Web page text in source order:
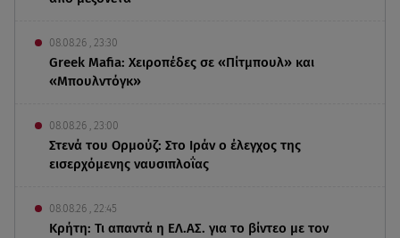
08.08.26 , 23:30
Greek Mafia: Χειροπέδες σε «Πίτμπουλ» και
«Μπουλντόγκ»
08.08.26 , 23:00
Στενά του Ορμούζ: Στο Ιράν ο έλεγχος της
εισερχόμενης ναυσιπλοΐας
08.08.26 , 22:45
Κρήτη: Τι απαντά η ΕΛ.ΑΣ. για το βίντεο με τον